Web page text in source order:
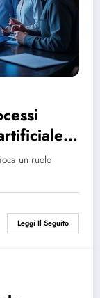
e
un ruolo
Leggi Il Seguito